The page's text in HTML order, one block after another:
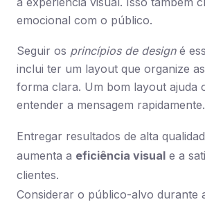
emocional com o público.
Seguir os princípios de designé
inclui ter um layout que organize
forma clara. Um bom layout ajuda
entender a mensagem rapidamente.
Entregar resultados de alta
aumenta a eficiência visual e a
clientes.
Considerar o público-alvo durante